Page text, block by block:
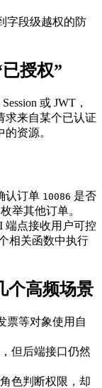
授权”
或 JWT，
求来自某个已认证
资源。
认订单 10086 是否
举其他订单。
端点接收用户可控
相关函数中执行
个高频场景
票等对象使用自
但后端接口仍然
色判断权限，却